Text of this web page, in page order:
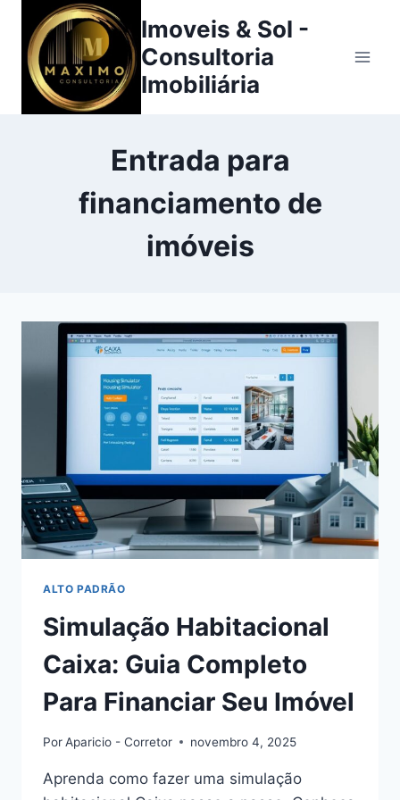
para
Conteúdo
Imoveis & Sol -
Consultoria
Imobiliária
Entrada para
financiamento de
imóveis
ALTO PADRÃO
Simulação Habitacional
Caixa: Guia Completo
Para Financiar Seu Imóvel
PorAparicio - Corretor novembro 4, 2025
Aprenda como fazer uma simulação